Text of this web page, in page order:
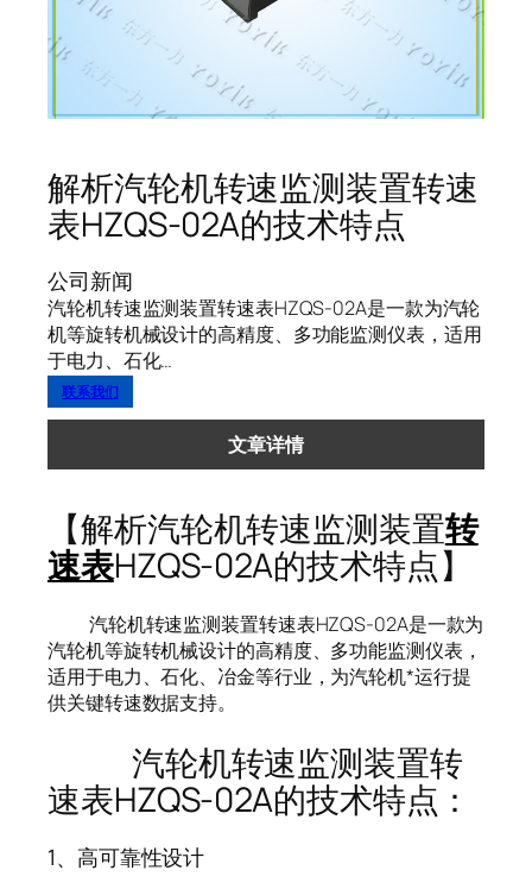
解析汽轮机转速监测装置转速
表HZQS-02A的技术特点
公司新闻
汽轮机转速监测装置转速表HZQS-02A是一款为汽轮
机等旋转机械设计的高精度、多功能监测仪表，适用
于电力、石化…
联系我们
文章详情
【解析汽轮机转速监测装置转
速表HZQS-02A的技术特点】
汽轮机转速监测装置转速表HZQS-02A是一款为
汽轮机等旋转机械设计的高精度、多功能监测仪表，
适用于电力、石化、冶金等行业，为汽轮机*运行提
供关键转速数据支持。
汽轮机转速监测装置转
速表HZQS-02A的技术特点：
1、高可靠性设计